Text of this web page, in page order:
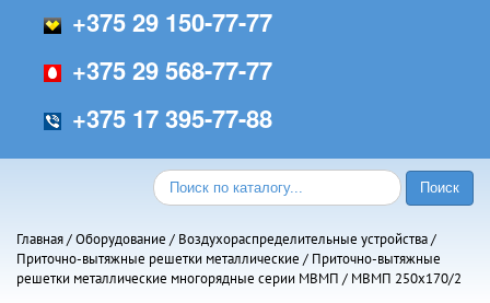
+375 29 150-77-77
+375 29 568-77-77
+375 17 395-77-88
Главная/Оборудование / Воздухораспределительные устройства/
Приточно-вытяжные решетки металлические / Приточно-вытяжные
решетки металлические многорядные серии МВMП / МВМП 250х170/2